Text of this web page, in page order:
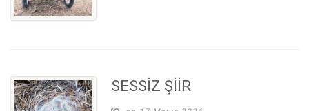
SESSİZ ŞİİR